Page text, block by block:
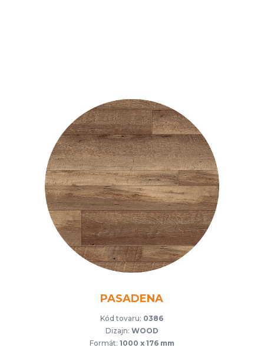
PASADENA
Kód tovaru: 0386
Dizajn: WOOD
Formát: 1000 x 176 mm